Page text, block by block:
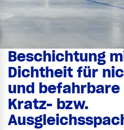
Beschichtung
Dichtheit für
und
Kratz- bzw.